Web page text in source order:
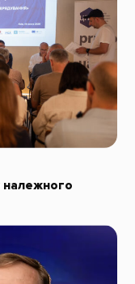
належного